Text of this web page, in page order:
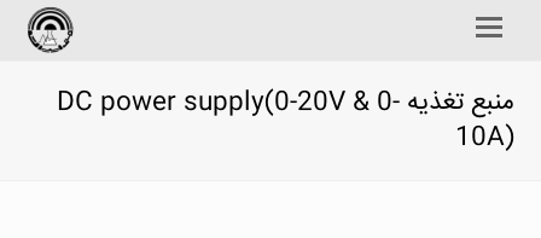
Open
Menu منبع تغذيه DC power supply(0-20V & 0-
10A)